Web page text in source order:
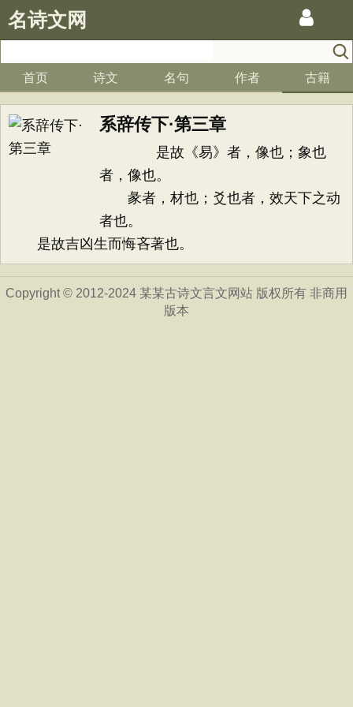
名诗文网
首页 诗文 名句 作者 古籍
系辞传下·第三章
是故《易》者，像也；象也
者，像也。
彖者，材也；爻也者，效天下之动
者也。
是故吉凶生而悔吝著也。
Copyright © 2012-2024 某某古诗文言文网站 版权所有 非商用
版本